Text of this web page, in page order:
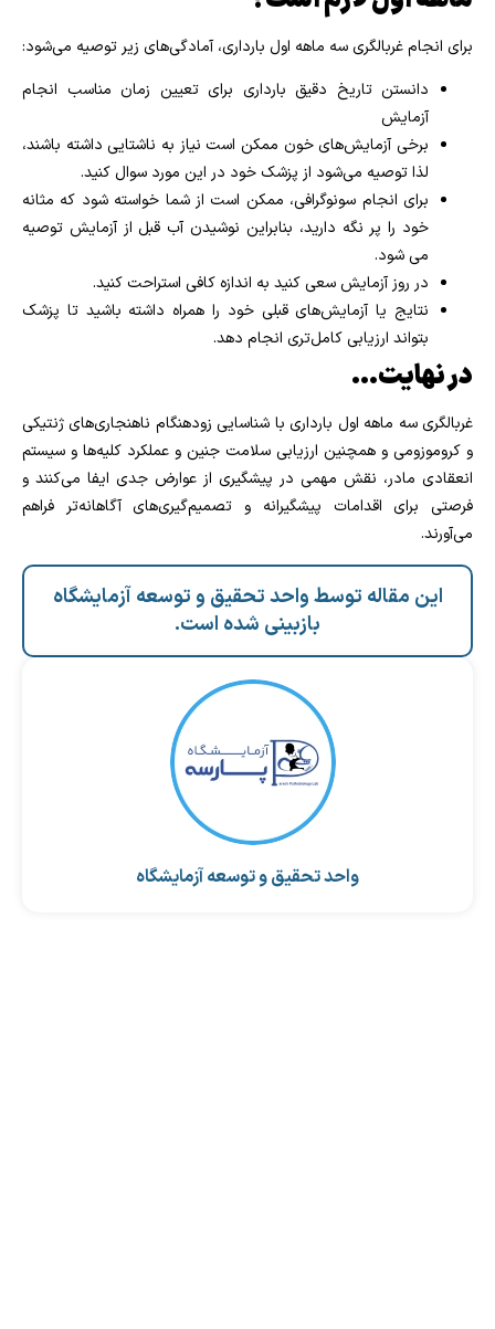
برای انجام غربالگری سه ماهه اول بارداری، آمادگی‌های زیر توصیه می‌شود:
دانستن تاریخ دقیق بارداری برای تعیین زمان مناسب انجام
آزمایش
برخی آزمایش‌های خون ممکن است نیاز به ناشتایی داشته باشند،
لذا توصیه می‌شود از پزشک خود در این مورد سوال کنید.
برای انجام سونوگرافی، ممکن است از شما خواسته شود که مثانه
خود را پر نگه دارید، بنابراین نوشیدن آب قبل از آزمایش توصیه
می شود.
در روز آزمایش سعی کنید به اندازه کافی استراحت کنید.
نتایج یا آزمایش‌های قبلی خود را همراه داشته باشید تا پزشک
بتواند ارزیابی کامل‌تری انجام دهد.
در نهایت…
غربالگری سه ماهه اول بارداری با شناسایی زودهنگام ناهنجاری‌های ژنتیکی
و کروموزومی و همچنین ارزیابی سلامت جنین و عملکرد کلیه‌ها و سیستم
انعقادی مادر، نقش مهمی در پیشگیری از عوارض جدی ایفا می‌کنند و
فرصتی برای اقدامات پیشگیرانه و تصمیم‌گیری‌های آگاهانه‌تر فراهم
می‌آورند.
این مقاله توسط واحد تحقیق و توسعه آزمایشگاه
بازبینی شده است.
واحد تحقیق و توسعه آزمایشگاه